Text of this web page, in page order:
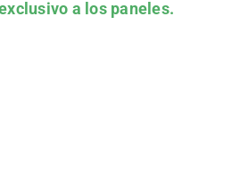
a los paneles.